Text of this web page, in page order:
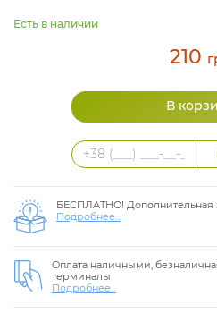
Есть в наличии
210
БЕСПЛАТНО! Дополнительная
Подробнее...
Оплата наличными,
терминалы
Подробнее...